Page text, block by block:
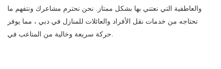
والعاطفية التي نعتني بها بشكل ممتاز. نحن نحترم مشاعرك ونتفهم ما
تحتاجه من خدمات نقل الأفراد والعائلات للمنازل في دبي ، مما يوفر